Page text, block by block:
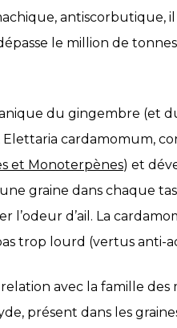
antiscorbutique, il
le million de
du gingembre (et
Elettaria cardamomum,
et Monoterpènes) et
graine dans chaque
l’odeur d’ail. La
trop lourd (vertus anti-
avec la famille
présent dans les